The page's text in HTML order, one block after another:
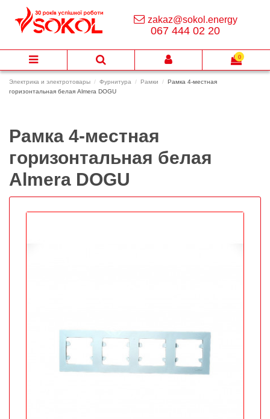
Электрика и электротовары Фурнитура Рамки
Рамка 4-местная
горизонтальная белая Almera DOGU
Рамка 4-местная
горизонтальная белая
Almera DOGU
zakaz@sokol.energy
067 444 02 20
0